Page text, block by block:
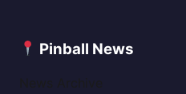
Pinball News